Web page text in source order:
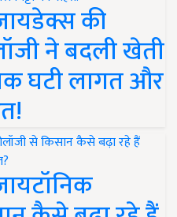
की
ने बदली खेती
घटी लागत और